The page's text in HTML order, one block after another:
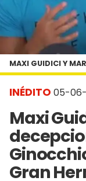
INÉDITO 05-06-
Maxi
Gran
MAXI GUIDICI Y